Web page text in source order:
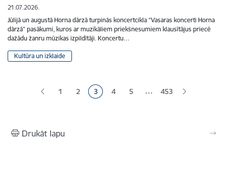
21.07.2026.
Jūlijā un augustā Horna dārzā turpinās koncertcikla “Vasaras koncerti Horna
dārzā” pasākumi, kuros ar muzikāliem priekšnesumiem klausītājus priecē
dažādu žanru mūzikas izpildītāji. Koncertu…
Kultūra un izklaide
Lapa
1 Lapa
2 Pašreizējā lapa
3 Lapa
4 Lapa
5 … 453
Drukāt lapu